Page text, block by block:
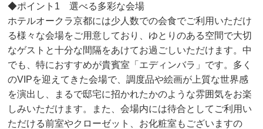
◆ポイント1 選べる多彩な会場
ホテルオークラ京都には少人数での会食でご利用いただけ
る様々な会場をご用意しており、ゆとりのある空間で大切
なゲストと十分な間隔をあけてお過ごしいただけます。中
でも、特におすすめが貴賓室「エディンバラ」です。多く
のVIPを迎えてきた会場で、調度品や絵画が上質な世界感
を演出し、まるで邸宅に招かれたかのような雰囲気をお楽
しみいただけます。また、会場内には待合としてご利用い
ただける前室やクローゼット、お化粧室もございますの